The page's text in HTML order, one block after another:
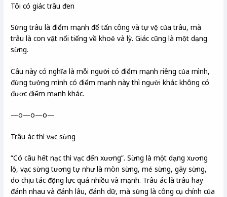
Tôi có giác trâu đen
Sừng trâu là điểm mạnh để tấn công và tự vệ của trâu, mà
trâu là con vật nổi tiếng về khoẻ và lỳ. Giác cũng là một dạng
sừng.
Câu này có nghĩa là mỗi người có điểm mạnh riêng của mình,
đừng tưởng mình có điểm mạnh này thì người khác không có
được điểm mạnh khác.
—o—o—o—
Trâu ác thì vạc sừng
“Có câu hết nạc thì vạc đến xương”. Sừng là một dạng xương
lộ, vạc sừng tương tự như là mòn sừng, mẻ sừng, gãy sừng,
do chịu tác động lực quá nhiều và mạnh. Trâu ác là trâu hay
đánh nhau và đánh lâu, đánh dữ, mà sừng là công cụ chính của